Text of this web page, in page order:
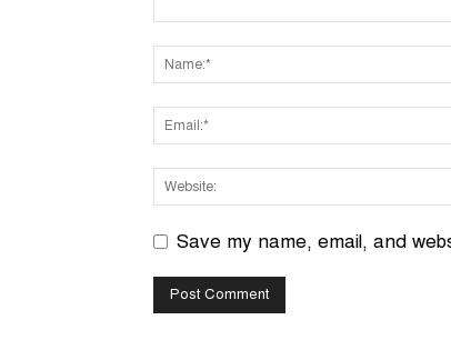
Save my name, email, and